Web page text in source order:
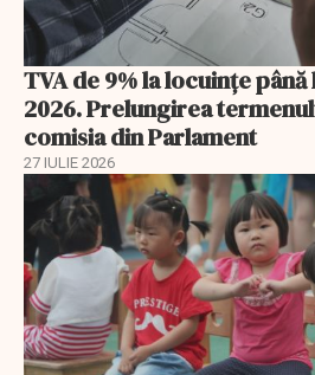
TVA de 9% la locuințe
2026. Prelungirea
comisia din Parlament
27 IULIE 2026